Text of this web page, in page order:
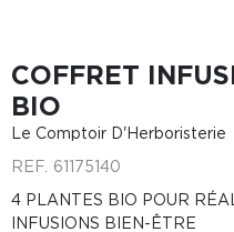
COFFRET
BIO
Le Comptoir D'Herboristerie
REF. 61175140
4 PLANTES BIO POUR
INFUSIONS BIEN-ÊTRE